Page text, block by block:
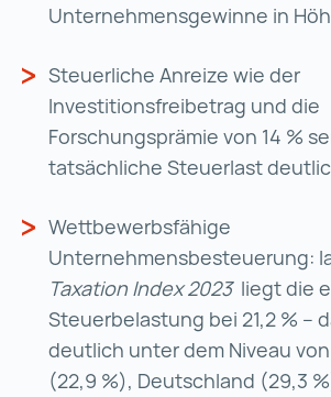
Unternehmensgewinne in
Steuerliche Anreize wie der
Investitionsfreibetrag und die
Forschungsprämie von 14 %
tatsächliche Steuerlast
Wettbewerbsfähige
Unternehmensbesteuerung:
Taxation Index 2023 liegt die
Steuerbelastung bei 21,2 % –
deutlich unter dem Niveau
(22,9 %), Deutschland (29,3